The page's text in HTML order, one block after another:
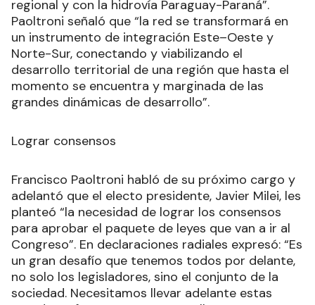
regional y con la hidrovía Paraguay-Paraná”.
Paoltroni señaló que “la red se transformará en
un instrumento de integración Este–Oeste y
Norte-Sur, conectando y viabilizando el
desarrollo territorial de una región que hasta el
momento se encuentra y marginada de las
grandes dinámicas de desarrollo”.
Lograr consensos
Francisco Paoltroni habló de su próximo cargo y
adelantó que el electo presidente, Javier Milei, les
planteó “la necesidad de lograr los consensos
para aprobar el paquete de leyes que van a ir al
Congreso”. En declaraciones radiales expresó: “Es
un gran desafío que tenemos todos por delante,
no solo los legisladores, sino el conjunto de la
sociedad. Necesitamos llevar adelante estas